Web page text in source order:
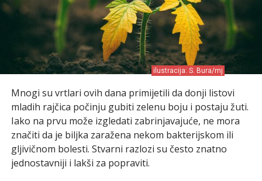
ilustracija: S. Bura/mj
Mnogi su vrtlari ovih dana primijetili da donji listovi
mladih rajčica počinju gubiti zelenu boju i postaju žuti.
Iako na prvu može izgledati zabrinjavajuće, ne mora
značiti da je biljka zaražena nekom bakterijskom ili
gljivičnom bolesti. Stvarni razlozi su često znatno
jednostavniji i lakši za popraviti.